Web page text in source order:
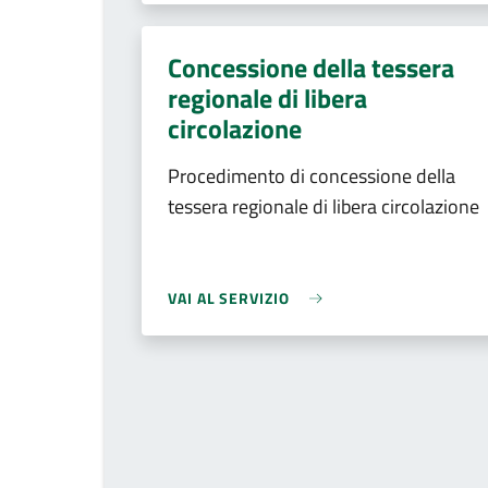
Concessione della tessera
regionale di libera
circolazione
Procedimento di concessione della
tessera regionale di libera circolazione
VAI AL SERVIZIO